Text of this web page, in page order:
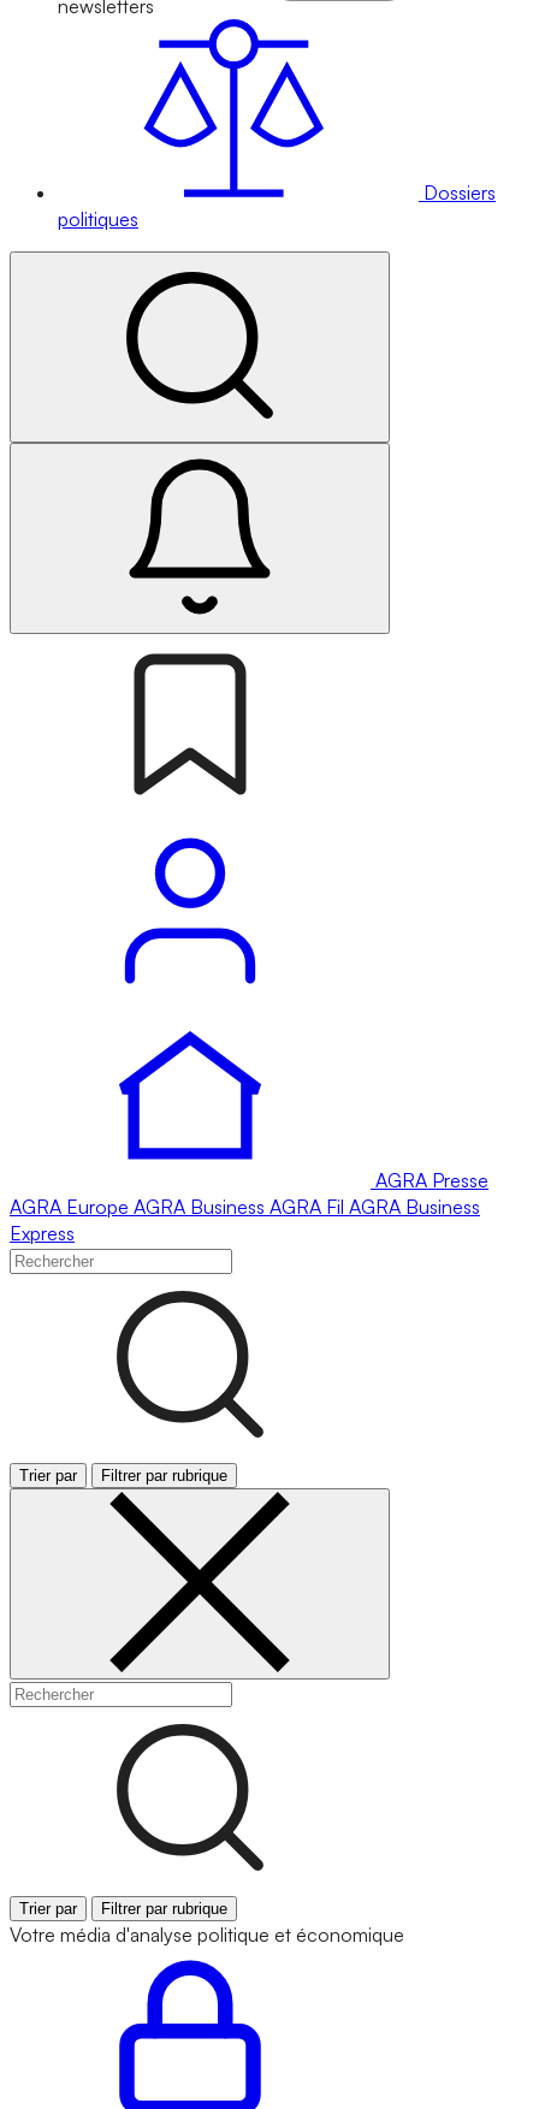
newsletters
Dossiers
politiques
AGRA Presse
AGRA Europe AGRA Business AGRA Fil AGRA Business
Express
Trier par Filtrer par rubrique
Trier par Filtrer par rubrique
Votre média d'analyse politique et économique